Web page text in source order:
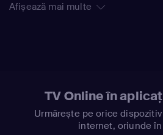
Afișează mai multe
TV Online în
Urmărește pe orice
internet, oriunde în